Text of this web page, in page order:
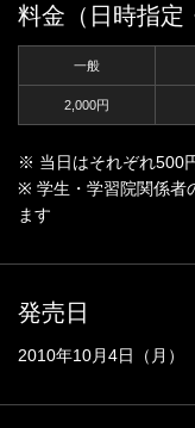
料金（日時指定
一般
2,000円
※ 当日はそれぞれ500
※ 学生・学習院関係者
ます
発売日
2010年10月4日（月）